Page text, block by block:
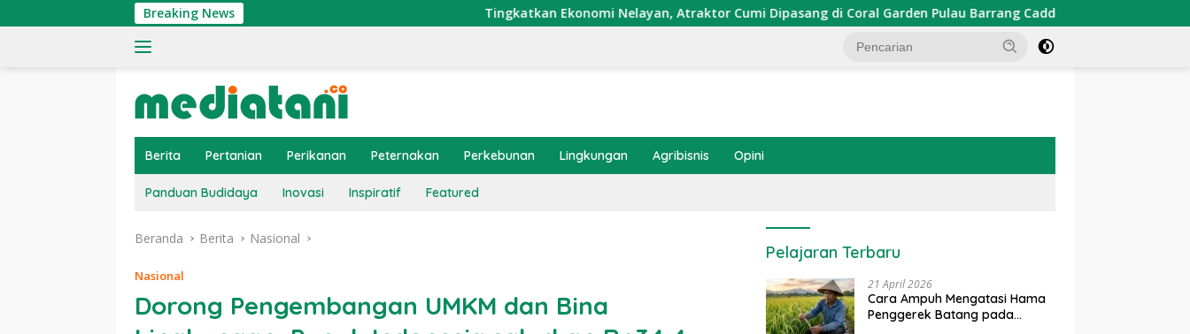
ke
Breaking News Tingkatkan Ekonomi Nelayan, Atraktor Cumi Dipasang di Coral Garden Pulau Barrang Caddi PDKT Danau Tempe :
Berita Pertanian Perikanan Peternakan Perkebunan Lingkungan Agribisnis Opini
Panduan Budidaya Inovasi Inspiratif Featured
Beranda Berita Nasional
Nasional
Dorong Pengembangan UMKM dan Bina
Pelajaran Terbaru
21 April 2026
Cara Ampuh Mengatasi Hama
Penggerek Batang pada